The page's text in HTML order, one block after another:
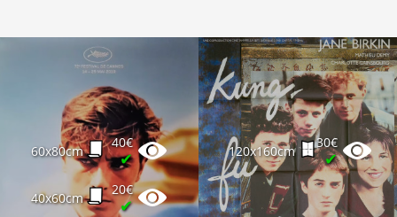
60x80cm
40€
✔
40x60cm
20€
✔
120x160cm
30€
✔